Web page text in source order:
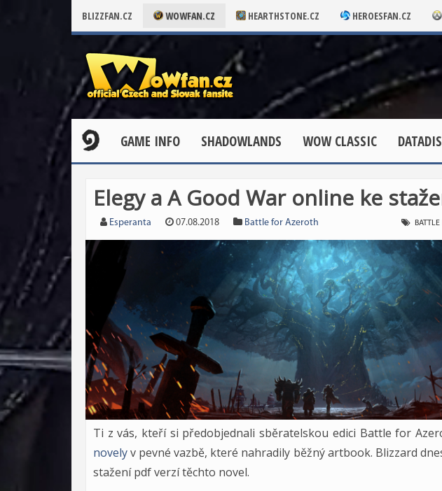
BLIZZFAN.CZ WOWFAN.CZ HEARTHSTONE.CZ HEROESFAN.CZ
GAME INFO SHADOWLANDS WOW CLASSIC
Elegy a A Good War online ke
Esperanta 07.08.2018 Battle for Azeroth
Ti z vás, kteří si předobjednali sběratelskou edici Battle for
novelyv pevné vazbě, které nahradily běžný artbook. Blizzard
stažení pdf verzí těchto novel.